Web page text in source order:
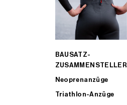
BAUSATZ-
ZUSAMMENSTELLER
Neoprenanzüge
Triathlon-Anzüge